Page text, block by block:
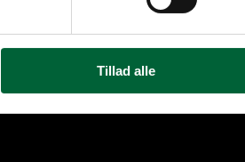
Tillad alle